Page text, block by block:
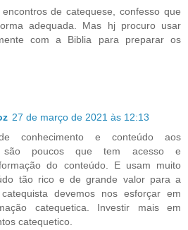
de catequese, confesso que
adequada. Mas hj procuro usar
com a Biblia para preparar os
27 de março de 2021 às 12:13
conhecimento e conteúdo aos
são poucos que tem acesso e
do conteúdo. E usam muito
tão rico e de grande valor para a
devemos nos esforçar em
catequetica. Investir mais em
catequetico.